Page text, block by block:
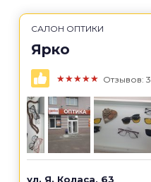
САЛОН ОПТИКИ
Ярко
★★★★★ Отзывов: 3
ул. Я. Коласа, 63